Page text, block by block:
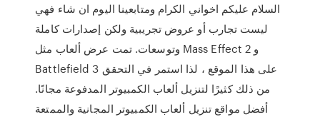
السلام عليكم اخواني الكرام ومتابعينا اليوم ان شاء فهي
ليست تجارب أو عروض تجريبية ولكن إصدارات كاملة
وتوسعات. تمت عرض ألعاب مثل Mass Effect 2 و
Battlefield 3 على هذا الموقع ، لذا استمر في التحقق
من ذلك كثيرًا لتنزيل ألعاب الكمبيوتر المدفوعة مجانًا.
أفضل مواقع تنزيل ألعاب الكمبيوتر المجانية والممتعة